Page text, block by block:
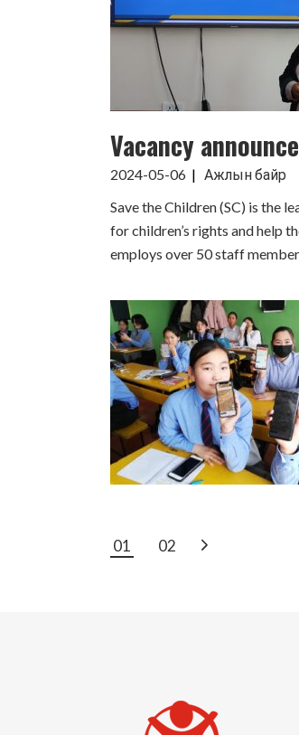
Vacancy
2024-05-06
Ажлын байр
Save the Children (SC) is the
for children’s rights and help
employs over 50 staff
POSTS
01 02